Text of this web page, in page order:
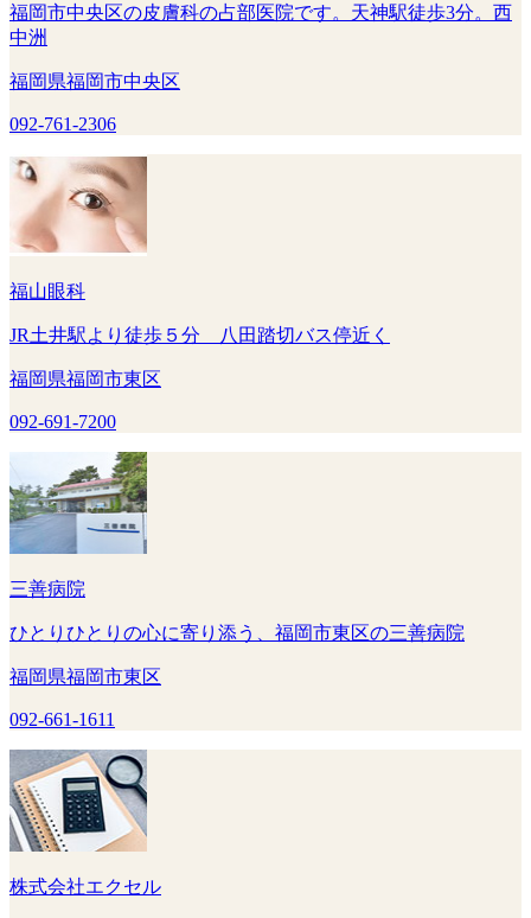
福岡市中央区の皮膚科の占部医院です。天神駅徒歩3分。西
中洲
福岡県福岡市中央区
092-761-2306
福山眼科
JR土井駅より徒歩５分 八田踏切バス停近く
福岡県福岡市東区
092-691-7200
三善病院
ひとりひとりの心に寄り添う、福岡市東区の三善病院
福岡県福岡市東区
092-661-1611
株式会社エクセル